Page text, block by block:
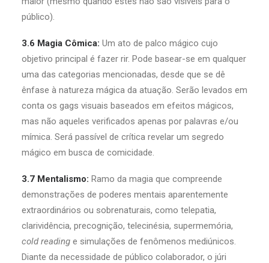
público).
3.6 Magia Cômica: Um ato de palco mágico cujo
objetivo principal é fazer rir. Pode basear-se em qualquer
uma das categorias mencionadas, desde que se dê
ênfase à natureza mágica da atuação. Serão levados em
conta os gags visuais baseados em efeitos mágicos,
mas não aqueles verificados apenas por palavras e/ou
mímica. Será passível de crítica revelar um segredo
mágico em busca de comicidade.
3.7 Mentalismo: Ramo da magia que compreende
demonstrações de poderes mentais aparentemente
extraordinários ou sobrenaturais, como telepatia,
clarividência, precognição, telecinésia, supermemória,
cold reading e simulações de fenômenos mediúnicos.
Diante da necessidade de público colaborador, o júri